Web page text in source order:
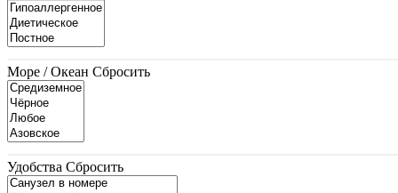
Море / Океан Сбросить
Удобства Сбросить